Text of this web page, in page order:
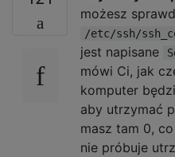
możesz
/etc/ssh/
jest napisane
mówi Ci, jak
komputer
aby utrzymać
masz tam 0,
nie próbuje